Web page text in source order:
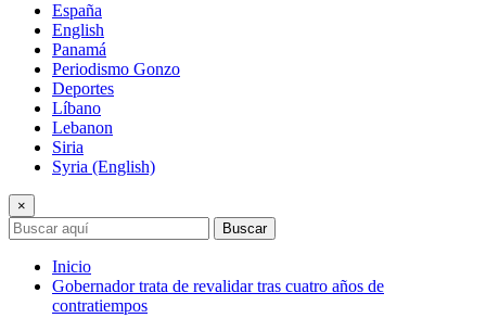
España
English
Panamá
Periodismo Gonzo
Deportes
Líbano
Lebanon
Siria
Syria (English)
×
Buscar
Inicio
Gobernador trata de revalidar tras cuatro años de
contratiempos